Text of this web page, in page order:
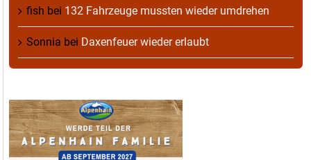
fish bei 132 Fahrzeuge mussten wieder umdrehen
Sonnia bei Daxenfeuer wieder erlaubt